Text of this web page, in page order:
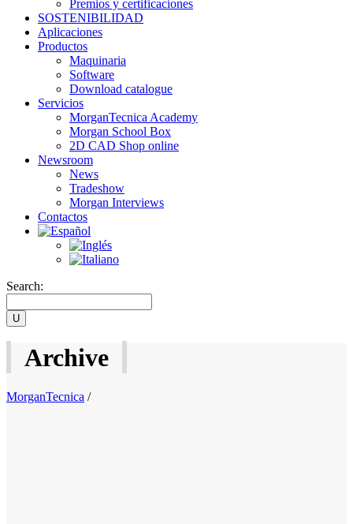
Premios y certificaciones
SOSTENIBILIDAD
Aplicaciones
Productos
Maquinaria
Software
Download catalogue
Servicios
MorganTecnica Academy
Morgan School Box
2D CAD Shop online
Newsroom
News
Tradeshow
Morgan Interviews
Contactos
Search:
Archive
MorganTecnica /